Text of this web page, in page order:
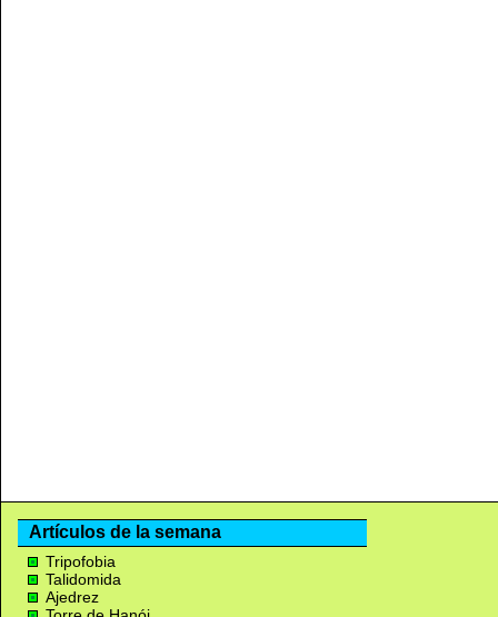
Artículos de la semana
Tripofobia
Talidomida
Ajedrez